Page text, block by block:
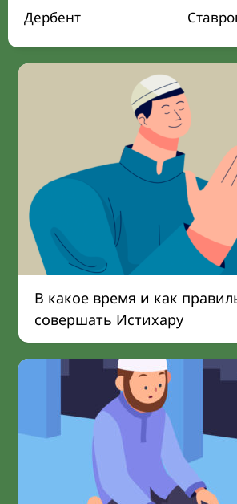
Дербент
В какое время и как
совершать Истихару